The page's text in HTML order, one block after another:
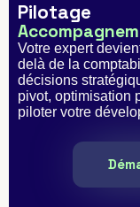
Pilotage
Votre expert
delà de la
décisions
pivot, optimisation
piloter votre